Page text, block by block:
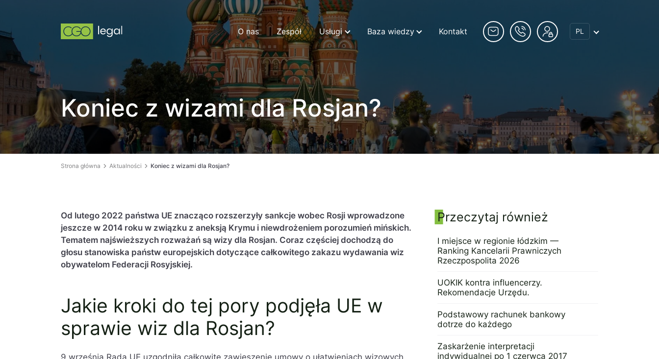
O nas Zespół Usługi Baza wiedzy Kontakt PL
Koniec z wizami dla Rosjan?
Strona główna Aktualności Koniec z wizami dla Rosjan?
Od lutego 2022 państwa UE znacząco rozszerzyły sankcje wobec Rosji wprowadzone
jeszcze w 2014 roku w związku z aneksją Krymu i niewdrożeniem porozumień mińskich.
Tematem najświeższych rozważań są wizy dla Rosjan. Coraz częściej dochodzą do
głosu stanowiska państw europejskich dotyczące całkowitego zakazu wydawania wiz
obywatelom Federacji Rosyjskiej.
Jakie kroki do tej pory podjęła UE w
sprawie wiz dla Rosjan?
9 września Rada UE uzgodniła całkowite zawieszenie umowy o ułatwieniach wizowych
Panel boczny
Przeczytaj również
I miejsce w regionie łódzkim —
Ranking Kancelarii Prawniczych
Rzeczpospolita 2026
UOKIK kontra influencerzy.
Rekomendacje Urzędu.
Podstawowy rachunek bankowy
dotrze do każdego
Zaskarżenie interpretacji
indywidualnej po 1 czerwca 2017